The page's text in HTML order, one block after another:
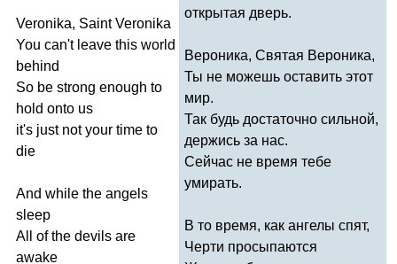
Veronika, Saint Veronika
You can't leave this world
behind
So be strong enough to
hold onto us
it's just not your time to
die
And while the angels
sleep
All
of the devils are
awake
открытая дверь.
Вероника, Святая Вероника,
Ты не можешь оставить этот
мир.
Так будь достаточно сильной,
держись за нас.
Сейчас не время тебе
умирать.
В то время, как ангелы спят,
Черти просыпаются